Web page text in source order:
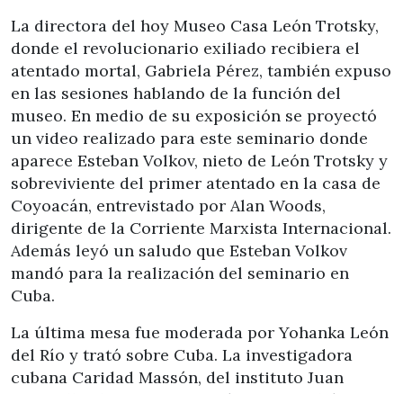
La directora del hoy Museo Casa León Trotsky,
donde el revolucionario exiliado recibiera el
atentado mortal, Gabriela Pérez, también expuso
en las sesiones hablando de la función del
museo. En medio de su exposición se proyectó
un video realizado para este seminario donde
aparece Esteban Volkov, nieto de León Trotsky y
sobreviviente del primer atentado en la casa de
Coyoacán, entrevistado por Alan Woods,
dirigente de la Corriente Marxista Internacional.
Además leyó un saludo que Esteban Volkov
mandó para la realización del seminario en
Cuba.
La última mesa fue moderada por Yohanka León
del Río y trató sobre Cuba. La investigadora
cubana Caridad Massón, del instituto Juan